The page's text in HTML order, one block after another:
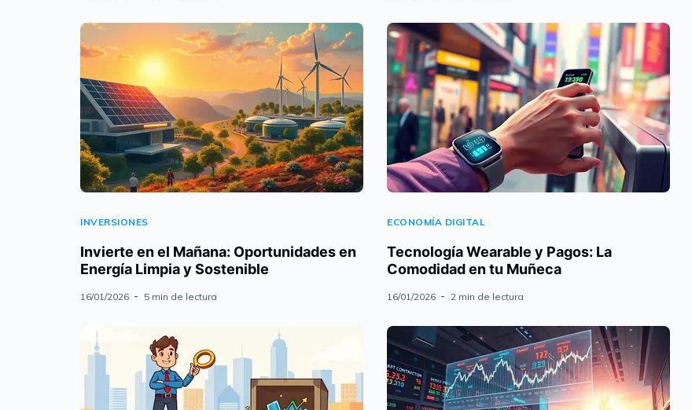
INVERSIONES
Invierte en el Mañana: Oportunidades en
Energía Limpia y Sostenible
16/01/2026 5 min de lectura
ECONOMÍA DIGITAL
Tecnología Wearable y Pagos: La
Comodidad en tu Muñeca
16/01/2026 2 min de lectura